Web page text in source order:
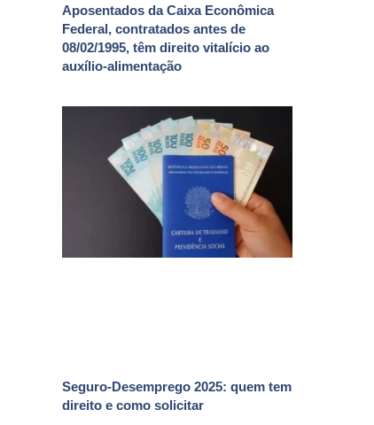
Aposentados da Caixa Econômica
Federal, contratados antes de
08/02/1995, têm direito vitalício ao
auxílio-alimentação
Seguro-Desemprego 2025: quem tem
direito e como solicitar